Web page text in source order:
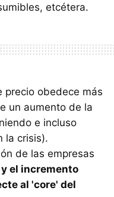
etcétera.
precio obedece más
un aumento de la
e incluso
la crisis).
de las empresas
el incremento
al 'core' del